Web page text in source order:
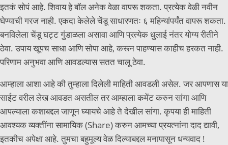
इतकं सोपं आहे. शिवाय हे बॉल अनेक वेळा वापरू शकता. प्रत्येक वेळी नवीन
घेण्याची गरज नाही. एकदा केलेले चेंडू साधारणतः ६ महिन्यांपर्यंत वापरू शकता.
बनविलेला चेंडू घट्ट गुंडाळला असावा आणि प्रत्येक धुलाई नंतर योग्य रीतीने
ठेवा. उपाय खूपच साधा आणि सोपा आहे, करून पाहण्यास काहीच हरकत नाही.
परिणाम अनुभवा आणि आवडल्यास सतत चालू ठेवा.
आम्हाला आशा आहे की तुम्हाला दिलेली माहिती आवडली असेल. जर आपणास या
साईट वरील लेख आवडत असतील तर आम्हाला कमेंट करुन सांगा आणि
आपल्याला कशाबद्दल जाणून घ्यायचे आहे ते देखील सांगा. कृपया ही माहिती
आवश्यक व्यक्तींना सामायिक (Share) करुन आमच्या प्रयत्नांना दाद द्यावी,
इतकीच अपेक्षा आहे. तुमचा बहुमूल्य वेळ दिल्याबद्दल मनापासून धन्यवाद !